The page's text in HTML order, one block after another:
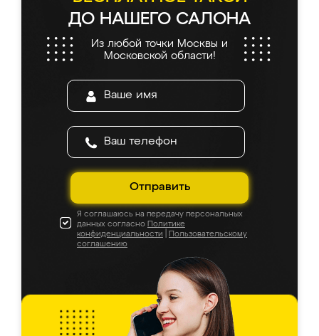
ДО НАШЕГО САЛОНА
Из любой точки Москвы и
Московской области!
Отправить
Я соглашаюсь на передачу персональных
данных согласно Политике
конфиденциальности
Пользовательскому
соглашению